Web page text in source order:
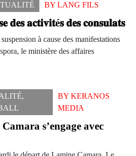
BY LANG FILS
𝐚𝐜𝐭𝐢𝐯𝐢𝐭é𝐬 𝐝𝐞𝐬 𝐜𝐨𝐧𝐬𝐮𝐥𝐚𝐭𝐬
à cause des manifestations
le ministère des affaires
,
BYKERANOS
MEDIA
s’engage avec